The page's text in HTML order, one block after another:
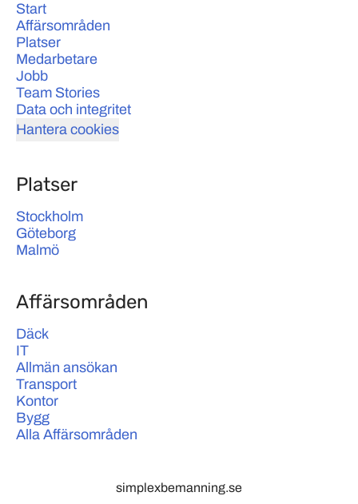
Start
Affärsområden
Platser
Medarbetare
Jobb
Team Stories
Data och integritet
Hantera cookies
Platser
Stockholm
Göteborg
Malmö
Affärsområden
Däck
IT
Allmän ansökan
Transport
Kontor
Bygg
Alla Affärsområden
simplexbemanning.se